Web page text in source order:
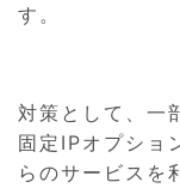
す。
対策として、一
固定IPオプショ
らのサービスを